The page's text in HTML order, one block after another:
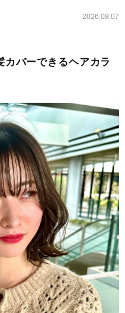
2026.08.07
カバーできるヘアカラ